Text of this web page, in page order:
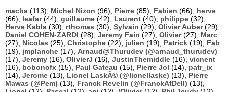
macha (113), Michel Nizon (96), Pierre (85), Fabien (66), herve
(66), leafar(44), guillaume (42), Laurent (40), philippe (32),
Herve Kabla (30), rthomas (30), Sylvain (29), Olivier Auber(29),
Daniel COHEN-ZARDI (28), Jeremy Fain (27), Olivier(27), Marc
(27), Nicolas (25), Christophe (22), julien (19), Patrick (19), Fab
(19), jmplanche (17), Arnaud@Thurudev (@arnaud_thurudev)
(17), Jeremy (16), OlivierJ (16), JustinThemiddle (16), vicnent
(16), bobonofx (15), Paul Gateau (15), Pierre Jol (14), patr_ix
(14), Jerome (13), Lionel LaskÃ© (@lionellaske) (13), Pierre
Mawas (@Pem) (13), Franck Revelin (@FranckAtDell) (13),